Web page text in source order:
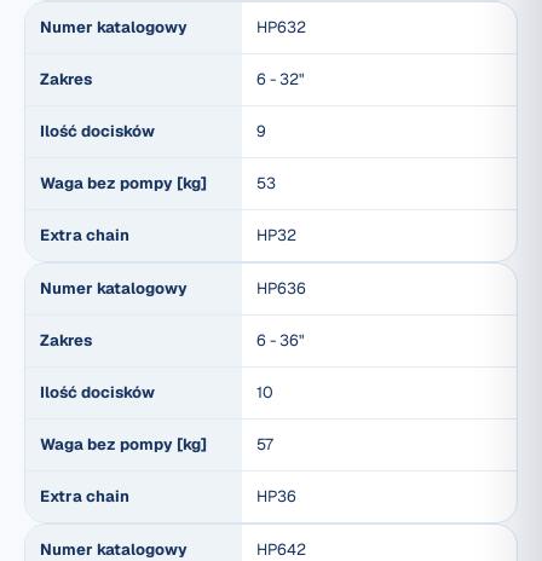
Numer katalogowy HP632
Zakres 6 - 32"
Ilość docisków 9
Waga bez pompy [kg] 53
Extra chain HP32
Numer katalogowy HP636
Zakres 6 - 36"
Ilość docisków 10
Waga bez pompy [kg] 57
Extra chain HP36
Numer katalogowy HP642